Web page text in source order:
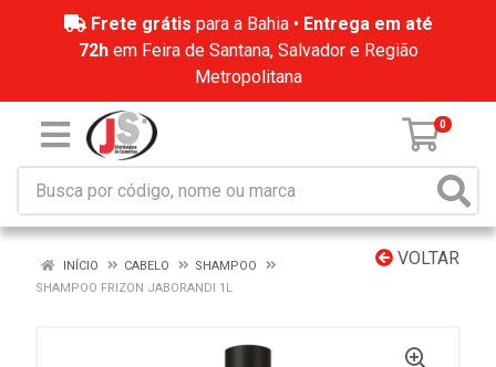
Frete grátis para a Bahia • Entrega em até
72hem Feira de Santana, Salvador e Região
Metropolitana
0
VOLTAR
INÍCIO CABELO
SHAMPOO
SHAMPOO FRIZON JABORANDI 1L